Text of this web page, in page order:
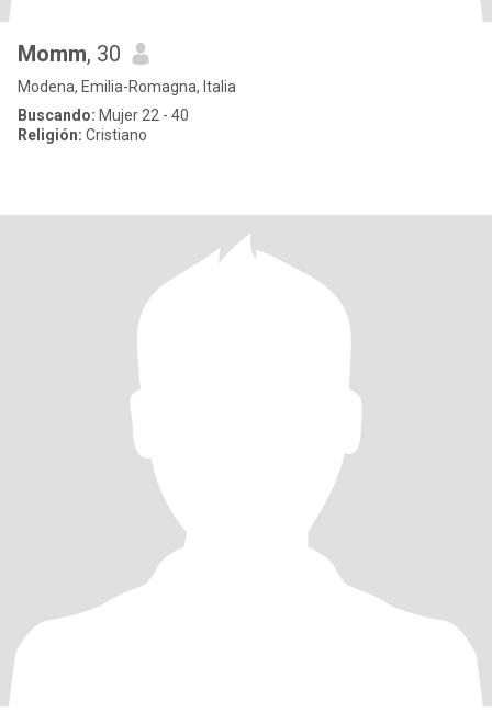
Momm, 30
Modena, Emilia-Romagna, Italia
Buscando: Mujer 22 - 40
Religión: Cristiano